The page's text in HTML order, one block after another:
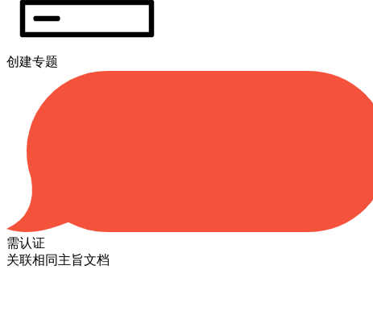
创建专题
需认证
关联相同主旨文档